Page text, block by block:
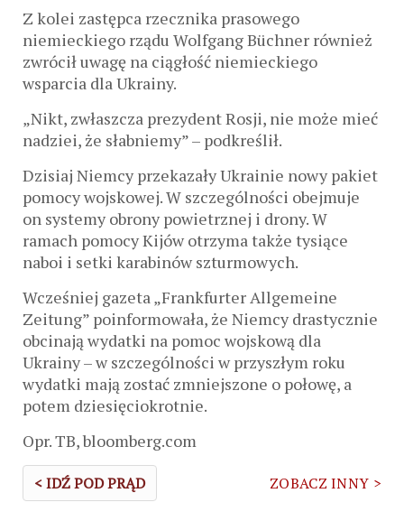
Z kolei zastępca rzecznika prasowego
niemieckiego rządu Wolfgang Büchner również
zwrócił uwagę na ciągłość niemieckiego
wsparcia dla Ukrainy.
„Nikt, zwłaszcza prezydent Rosji, nie może mieć
nadziei, że słabniemy” – podkreślił.
Dzisiaj Niemcy przekazały Ukrainie nowy pakiet
pomocy wojskowej. W szczególności obejmuje
on systemy obrony powietrznej i drony. W
ramach pomocy Kijów otrzyma także tysiące
naboi i setki karabinów szturmowych.
Wcześniej gazeta „Frankfurter Allgemeine
Zeitung” poinformowała, że ​​Niemcy drastycznie
obcinają wydatki na pomoc wojskową dla
Ukrainy – w szczególności w przyszłym roku
wydatki mają zostać zmniejszone o połowę, a
potem dziesięciokrotnie.
Opr. TB, bloomberg.com
< IDŹ POD PRĄD ZOBACZ INNY >